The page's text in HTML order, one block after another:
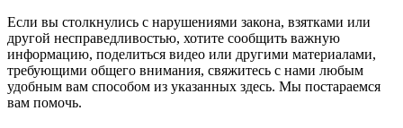
Если вы столкнулись с нарушениями закона, взятками или
другой несправедливостью, хотите сообщить важную
информацию, поделиться видео или другими материалами,
требующими общего внимания, свяжитесь с нами любым
удобным вам способом из указанных здесь. Мы постараемся
вам помочь.